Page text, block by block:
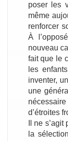
poser les
même
renforcer
À
nouveau
fait que le
les
inventer,
une
d’étroites
Il ne
la